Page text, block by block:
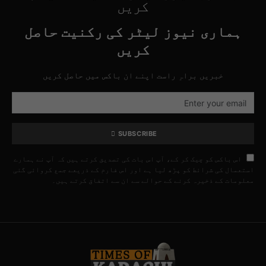
کریں
ہماری نیوز لیٹر کی رکنیت حاصل
کریں
خبریں براہِ راست اپنے ان باکس میں حاصل کریں
SUBSCRIBE
اس باکس کو چیک کر کے، آپ اس بات کی تصدیق کرتے ہیں کہ آپ نے ہمارے
استعمال کی شرائط کو پڑھ لیا ہے اور اس فارم کے ذریعے جمع کروائی گئی
معلومات کے ذخیرہ کرنے کے حوالے سے ان سے اتفاق کرتے ہیں۔